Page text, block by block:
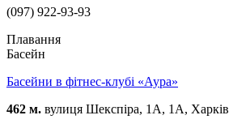
(097) 922-93-93
Плавання
Басейн
Басейни в фітнес-клубі «Аура»
462 м. вулиця Шекспіра, 1А, 1A, Харків